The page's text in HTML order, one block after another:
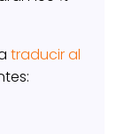
traducir al